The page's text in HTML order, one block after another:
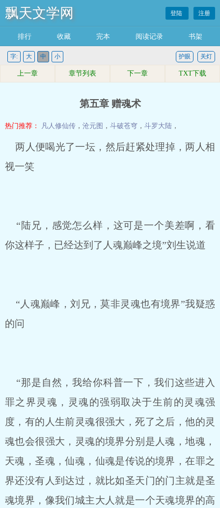
飘天文学网 登陆 注册
排行 收藏 完本 阅读记录 书架
字: 大 中 小 关灯
护眼
上一章 章节列表 下一章 TXT下载
第五章 赠魂术
热门推荐： 凡人修仙传 ， 沧元图 ， 斗破苍穹 ， 斗罗大陆 ，
两人便喝光了一坛，然后赶紧处理掉，两人相
视一笑
“陆兄，感觉怎么样，这可是一个美差啊，看
你这样子，已经达到了人魂巅峰之境”刘生说道
“人魂巅峰，刘兄，莫非灵魂也有境界”我疑惑
的问
“那是自然，我给你科普一下，我们这些进入
罪之界灵魂，灵魂的强弱取决于生前的灵魂强
度，有的人生前灵魂很强大，死了之后，他的灵
魂也会很强大，灵魂的境界分别是人魂，地魂，
天魂，圣魂，仙魂，仙魂是传说的境界，在罪之
界还没有人到达过，就比如圣天门的门主就是圣
魂境界，像我们城主大人就是一个天魂境界的高